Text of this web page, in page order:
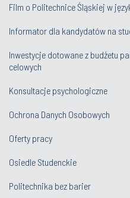
Film o Politechnice Śląskiej w
Informator dla kandydatów na
Inwestycje dotowane z budżetu
celowych
Konsultacje psychologiczne
Ochrona Danych Osobowych
Oferty pracy
Osiedle Studenckie
Politechnika bez barier